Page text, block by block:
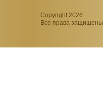
Copyright 2026
Все права защищены